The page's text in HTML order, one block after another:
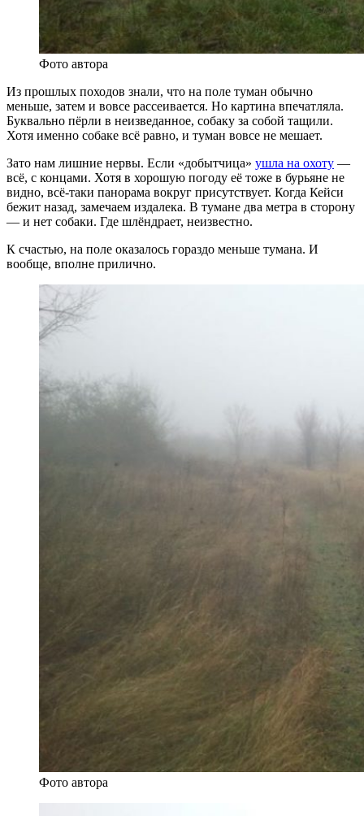
Фото автора
Из прошлых походов знали, что на поле туман обычно
меньше, затем и вовсе рассеивается. Но картина впечатляла.
Буквально пёрли в неизведанное, собаку за собой тащили.
Хотя именно собаке всё равно, и туман вовсе не мешает.
Зато нам лишние нервы. Если «добытчица» ушла на охоту —
всё, с концами. Хотя в хорошую погоду её тоже в бурьяне не
видно, всё-таки панорама вокруг присутствует. Когда Кейси
бежит назад, замечаем издалека. В тумане два метра в сторону
— и нет собаки. Где шлёндрает, неизвестно.
К счастью, на поле оказалось гораздо меньше тумана. И
вообще, вполне прилично.
Фото автора